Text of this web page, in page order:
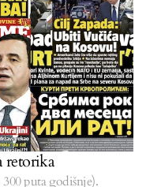
retorika
puta godišnje).